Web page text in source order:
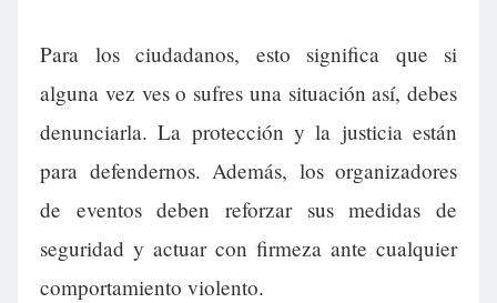
Para los ciudadanos, esto significa que si
alguna vez ves o sufres una situación así, debes
denunciarla. La protección y la justicia están
para defendernos. Además, los organizadores
de eventos deben reforzar sus medidas de
seguridad y actuar con firmeza ante cualquier
comportamiento violento.